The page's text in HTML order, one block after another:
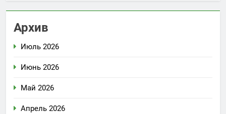
Архив
Июль 2026
Июнь 2026
Май 2026
Апрель 2026